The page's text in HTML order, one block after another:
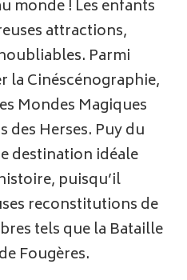
monde ! Les enfants
attractions,
Parmi
la Cinéscénographie,
Mondes Magiques
des Herses. Puy du
destination idéale
puisqu’il
reconstitutions de
tels que la Bataille
Fougères.